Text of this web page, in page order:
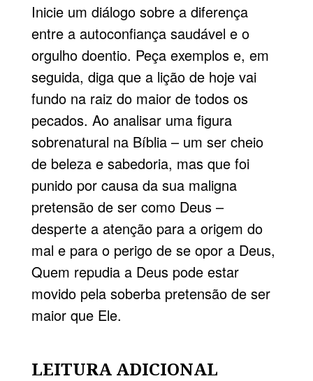
Inicie um diálogo sobre a diferença
entre a autoconfiança saudável e o
orgulho doentio. Peça exemplos e, em
seguida, diga que a lição de hoje vai
fundo na raiz do maior de todos os
pecados. Ao analisar uma figura
sobrenatural na Bíblia – um ser cheio
de beleza e sabedoria, mas que foi
punido por causa da sua maligna
pretensão de ser como Deus –
desperte a atenção para a origem do
mal e para o perigo de se opor a Deus,
Quem repudia a Deus pode estar
movido pela soberba pretensão de ser
maior que Ele.
LEITURA ADICIONAL